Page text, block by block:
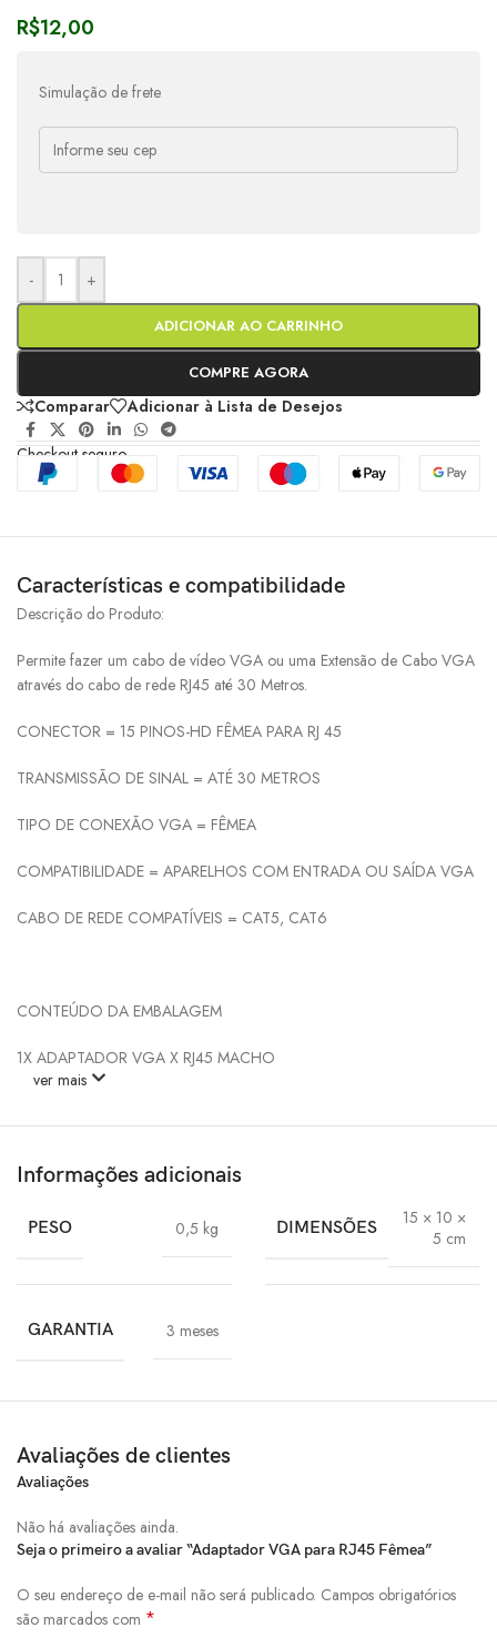
R$12,00
Simulação de frete
- +
ADICIONAR AO CARRINHO
COMPRE AGORA
Comparar Adicionar à Lista de Desejos
Checkout seguro
Características e compatibilidade
Descrição do Produto:
Permite fazer um cabo de vídeo VGA ou uma Extensão de Cabo VGA
através do cabo de rede RJ45 até 30 Metros.
CONECTOR = 15 PINOS-HD FÊMEA PARA RJ 45
TRANSMISSÃO DE SINAL = ATÉ 30 METROS
TIPO DE CONEXÃO VGA = FÊMEA
COMPATIBILIDADE = APARELHOS COM ENTRADA OU SAÍDA VGA
CABO DE REDE COMPATÍVEIS = CAT5, CAT6
CONTEÚDO DA EMBALAGEM
1X ADAPTADOR VGA X RJ45 MACHO
ver mais
Informações adicionais
PESO 0,5 kg DIMENSÕES
15 × 10 ×
5 cm
GARANTIA 3 meses
Avaliações de clientes
Avaliações
Não há avaliações ainda.
Seja o primeiro a avaliar “Adaptador VGA para RJ45 Fêmea”
O seu endereço de e-mail não será publicado. Campos obrigatórios
são marcados com *